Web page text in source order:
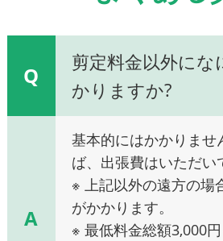
Q
剪定料金以外にな
かりますか?
A
基本的にはかかりませ
ば、出張費はいただい
※ 上記以外の遠方の場
がかかります。
※ 最低料金総額3,000円